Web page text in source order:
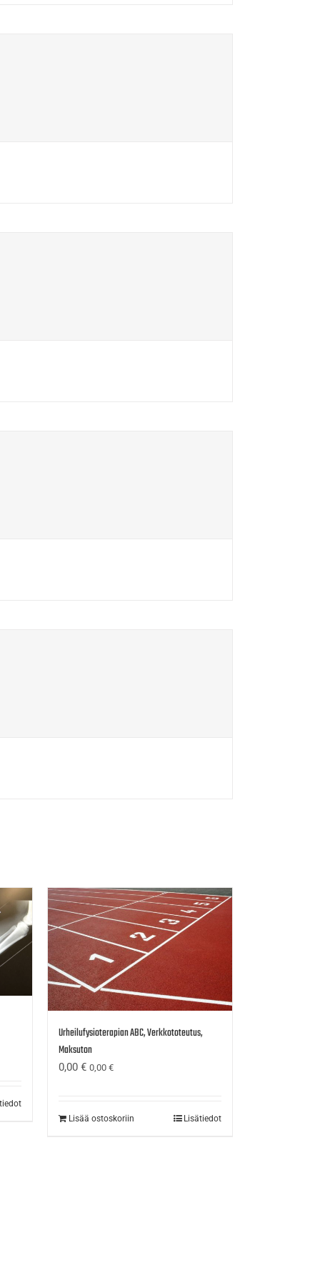
Urheilufysioterapian ABC, Verkkototeutus,
Maksuton
0,00 € 0,00 €
Lisää ostoskoriin Lisätiedot